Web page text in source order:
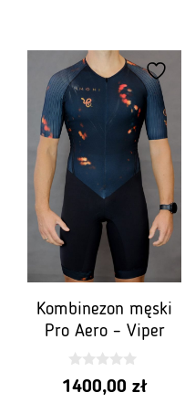
Kombinezon męski
Pro Aero – Viper
0
z
1400,00 zł